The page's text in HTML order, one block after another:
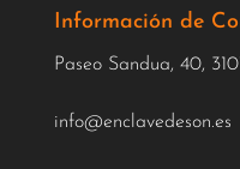
Información de
Paseo Sandua, 40,
info@enclavedeson.es